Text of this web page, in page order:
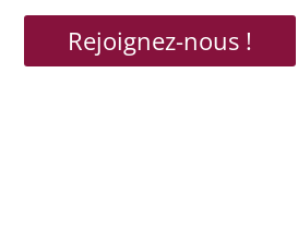
Rejoignez-nous !